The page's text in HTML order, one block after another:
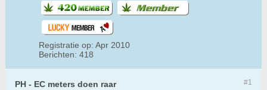
Registratie op: Apr 2010
Berichten: 418
#1
PH - EC meters doen raar